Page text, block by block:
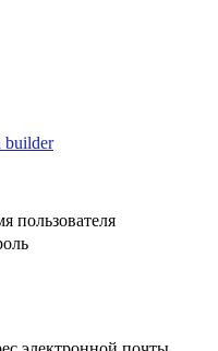
builder
пользователя